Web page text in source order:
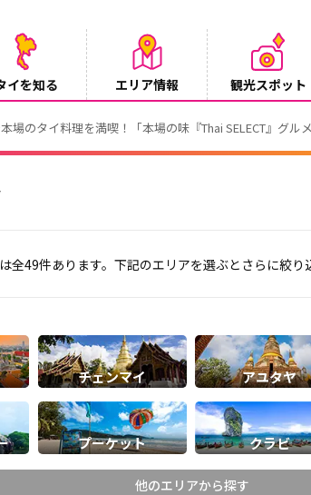
イを知る エリア情報 観光スポット
『世界ふれあい街歩き』でタイ・プーケットが紹介されま
全49件あります。下記のエリアを選ぶとさらに絞り
チェンマイ アユタヤ
プーケット クラビ
他のエリアから探す